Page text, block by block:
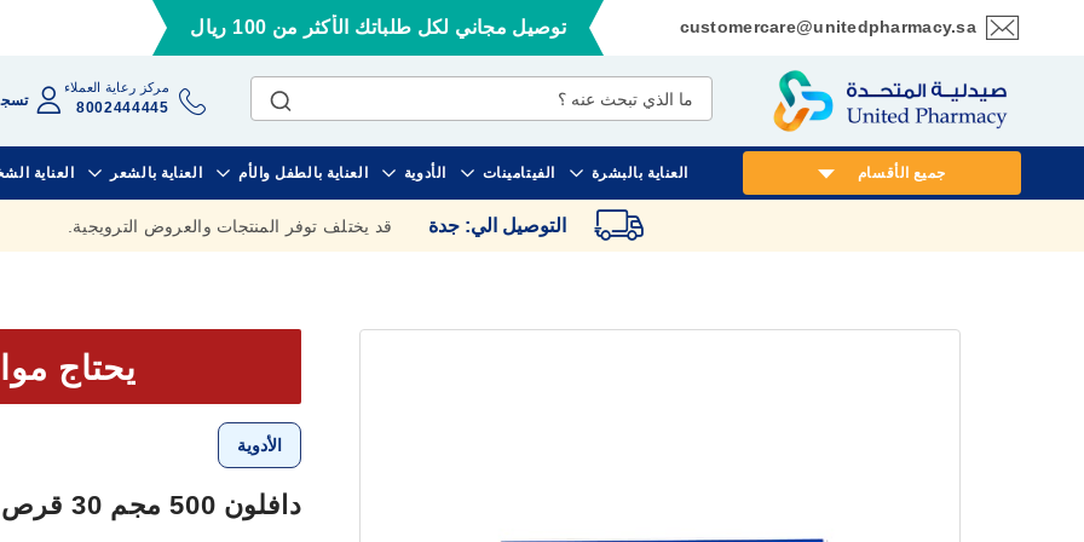
customercare@unitedpharmacy.sa
تخطي
المحتوى
توصيل مجاني لكل طلباتك الأكثر من 100 ريال
مركز رعاية العملاء
8002444445
العناية بالبشرة الفيتامينات الأدوية العناية بالطفل والأم العناية بالشعر العناية جميع الأقسام
التوصيل الي: جدة قد يختلف توفر المنتجات والعروض الترويجية.
يحتاج
الأدوية
دافلون 500 مجم 30 قرص